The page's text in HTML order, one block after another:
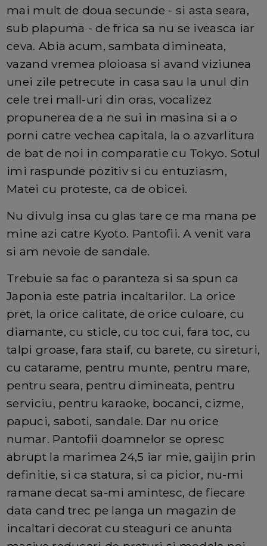
mai mult de doua secunde - si asta seara,
sub plapuma - de frica sa nu se iveasca iar
ceva. Abia acum, sambata dimineata,
vazand vremea ploioasa si avand viziunea
unei zile petrecute in casa sau la unul din
cele trei mall-uri din oras, vocalizez
propunerea de a ne sui in masina si a o
porni catre vechea capitala, la o azvarlitura
de bat de noi in comparatie cu Tokyo. Sotul
imi raspunde pozitiv si cu entuziasm,
Matei cu proteste, ca de obicei.
Nu divulg insa cu glas tare ce ma mana pe
mine azi catre Kyoto. Pantofii. A venit vara
si am nevoie de sandale.
Trebuie sa fac o paranteza si sa spun ca
Japonia este patria incaltarilor. La orice
pret, la orice calitate, de orice culoare, cu
diamante, cu sticle, cu toc cui, fara toc, cu
talpi groase, fara staif, cu barete, cu sireturi,
cu catarame, pentru munte, pentru mare,
pentru seara, pentru dimineata, pentru
serviciu, pentru karaoke, bocanci, cizme,
papuci, saboti, sandale. Dar nu orice
numar. Pantofii doamnelor se opresc
abrupt la marimea 24,5 iar mie, gaijin prin
definitie, si ca statura, si ca picior, nu-mi
ramane decat sa-mi amintesc, de fiecare
data cand trec pe langa un magazin de
incaltari decorat cu steaguri ce anunta